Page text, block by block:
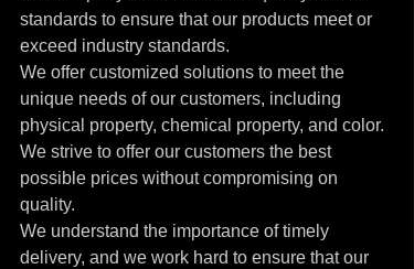
standards to ensure that our products meet or
exceed industry standards.
We offer customized solutions to meet the
unique needs of our customers, including
physical property, chemical property, and color.
We strive to offer our customers the best
possible prices without compromising on
quality.
We understand the importance of timely
delivery, and we work hard to ensure that our